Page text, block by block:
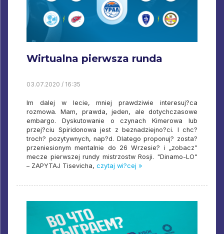
Wirtualna pierwsza runda
03.07.2020 / 16:35
Im dalej w lecie, mniej prawdziwie interesuj?ca
rozmowa. Mam, prawda, jeden, ale dotychczasowe
embargo. Dyskutowanie o czynach Kimerowa lub
przej?ciu Spiridonowa jest z beznadziejno?ci. I chc?
troch? pozytywnych, nap?d. Dlatego proponuj? zosta?
przeniesionym mentalnie do 26 Wrzesie? i „zobacz”
mecze pierwszej rundy mistrzostw Rosji. "Dinamo-LO"
– ZAPYTAJ Tisevicha, czytaj wi?cej »